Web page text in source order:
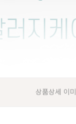
상품상세 이